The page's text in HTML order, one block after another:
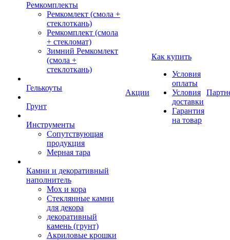
Ремкомплекты
Ремкомлект (смола +
стеклоткань)
Ремкомплект (смола
+ стекломат)
Зимний Ремкомлект
(смола +
стеклоткань)
Гелькоуты
Грунт
Инструменты
Сопутствующая
продукция
Мерная тара
Камни и декоративный
наполнитель
Мох и кора
Стеклянные камни
для декора
декоративный
камень (грунт)
Акриловые крошки
Акции
Как купить
Условия
оплаты
Условия
доставки
Гарантия
на товар